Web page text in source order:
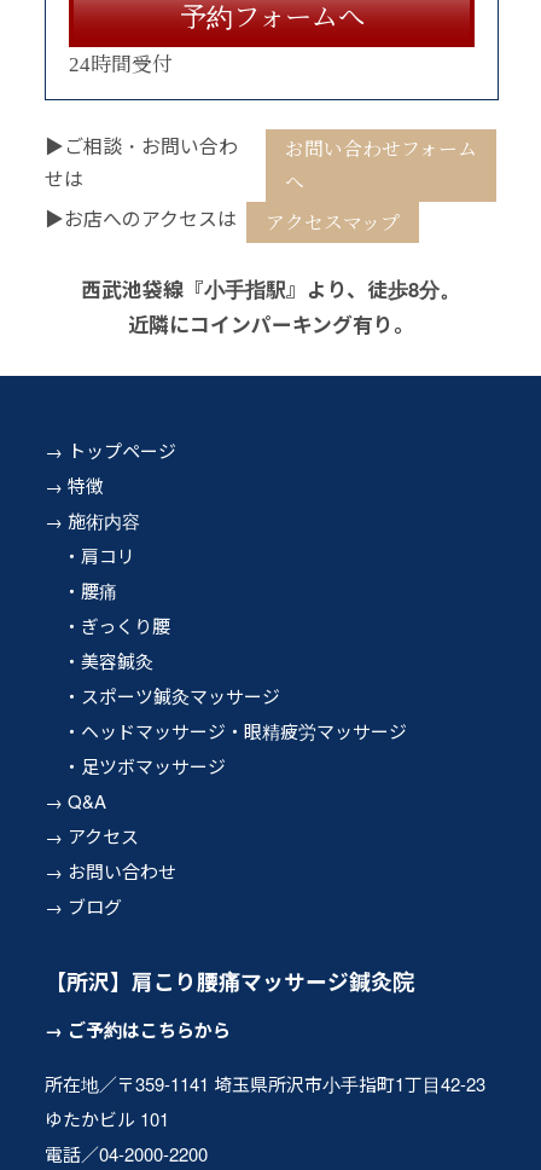
予約フォームへ
24時間受付
▶ご相談・お問い合わ
せは
お問い合わせフォーム
へ
▶お店へのアクセスは アクセスマップ
西武池袋線『小手指駅』より、徒歩8分。
近隣にコインパーキング有り。
トップページ
特徴
施術内容
肩コリ
腰痛
ぎっくり腰
美容鍼灸
スポーツ鍼灸マッサージ
ヘッドマッサージ・眼精疲労マッサージ
足ツボマッサージ
Q&A
アクセス
お問い合わせ
ブログ
【所沢】肩こり腰痛マッサージ鍼灸院
ご予約はこちらから
所在地／〒359-1141 埼玉県所沢市小手指町1丁目42-23
ゆたかビル 101
電話／04-2000-2200